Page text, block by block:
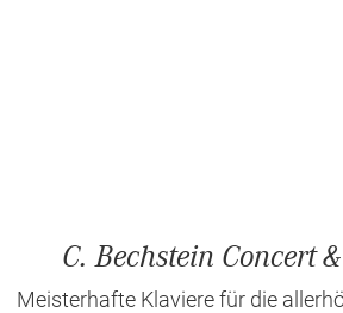
C. Bechstein Concert
Meisterhafte Klaviere für die